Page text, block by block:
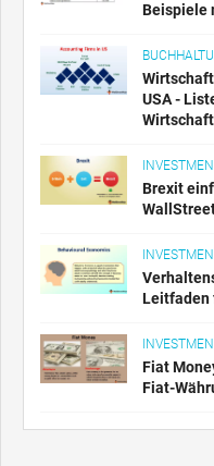
Beispiele
USA -
Brexit
Leitfaden
Fiat
Fiat-